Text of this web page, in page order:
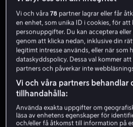
50 First Dates
Drama 2004
HD
Hyr 49 kr
Vi och våra78 partner lagrar eller får
en enhet, som unika ID i cookies, för att
personuppgifter. Du kan acceptera eller
genom att klicka nedan, inklusive din
legitimt intresse används, eller när som
dataskyddspolicy. Dessa val kommer
partners och påverkar inte
Vi och våra partners behandlar
tillhandahålla:
Använda exakta uppgifter om
läsa av enhetens egenskaper för
och/eller få åtkomst till information på